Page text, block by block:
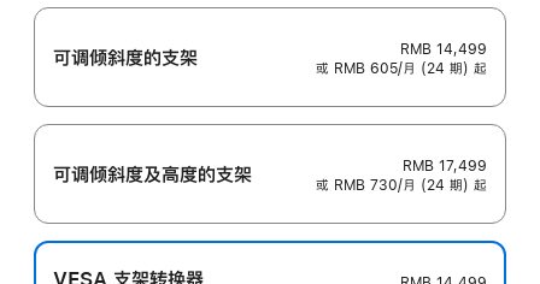
可调倾斜度的支架
RMB 14,499
或 RMB 605/月 (24 期) 起
可调倾斜度及高‍度的支‍架
RMB 17,499
或 RMB 730/月 (24 期) 起
VESA 支架转换器